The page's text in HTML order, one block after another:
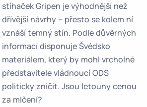
stíhaček Gripen je výhodnější než
dřívější návrhy – přesto se kolem ní
vznáší temný stín. Podle důvěrných
informací disponuje Švédsko
materiálem, který by mohl vrcholné
představitele vládnoucí ODS
politicky zničit. Jsou letouny cenou
za mlčení?